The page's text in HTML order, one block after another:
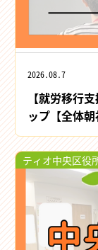
2026.08.7
【就労移行
ップ【全体朝
ティオ中央区役